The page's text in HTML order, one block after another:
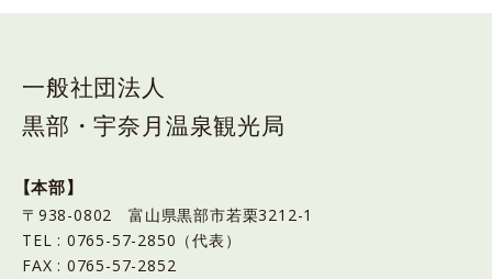
一般社団法人
黒部・宇奈月温泉観光局
【本部】
〒938-0802 富山県黒部市若栗3212-1
TEL : 0765-57-2850（代表）
FAX : 0765-57-2852